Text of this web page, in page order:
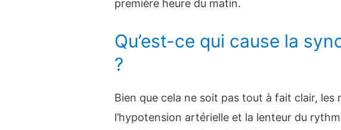
première heure du matin.
Qu’est-ce qui cause la
?
Bien que cela ne soit pas tout à fait clair, les
l’hypotension artérielle et la lenteur du